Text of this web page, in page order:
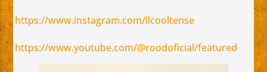
https://www.instagram.com/llcooltense
https://www.youtube.com/@roodoficial/featured